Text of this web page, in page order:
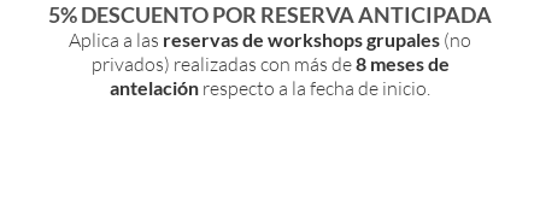
5% DESCUENTO POR RESERVA ANTICIPADA
Aplica a las reservas de workshops grupales (no
privados) realizadas con más de8 meses de
antelación respecto a la fecha de inicio.